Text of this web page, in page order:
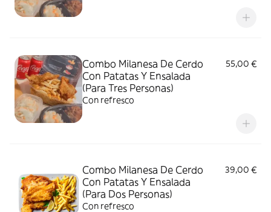
Combo Milanesa De Cerdo
Con Patatas Y Ensalada
(Para Tres Personas)
55,00 €
Con refresco
Combo Milanesa De Cerdo
Con Patatas Y Ensalada
(Para Dos Personas)
39,00 €
Con refresco